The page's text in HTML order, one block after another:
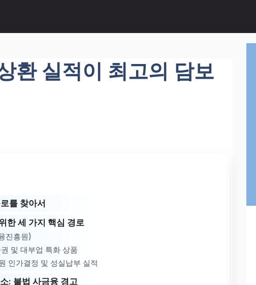
환 실적이 최고의 담보
를 찾아서
한 세 가지 핵심 경로
진흥원)
및 대부업 특화 상품
인가결정 및 성실납부 실적
: 불법 사금융 경고